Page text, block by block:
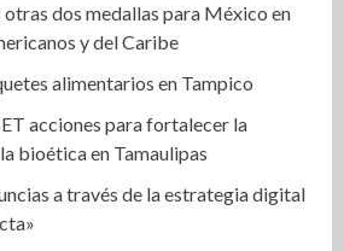
dos medallas para México en
y del Caribe
alimentarios en Tampico
acciones para fortalecer la
bioética en Tamaulipas
a través de la estrategia digital